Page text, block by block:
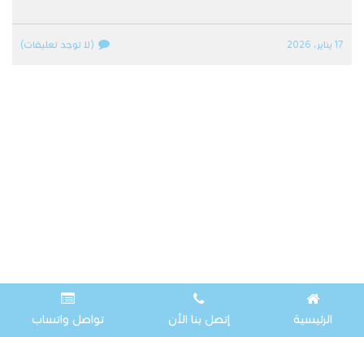
17 يناير، 2026 (لا توجد تعليقات)
الرئيسية إتصل بنا الآن تواصل واتساب